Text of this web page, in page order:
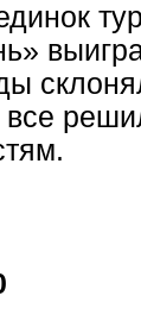
все